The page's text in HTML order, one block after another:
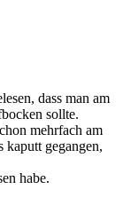
dass man am
sollte.
mehrfach am
kaputt gegangen,
habe.